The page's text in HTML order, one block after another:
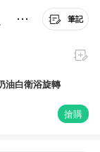
筆記
油白衛浴旋轉
搶購